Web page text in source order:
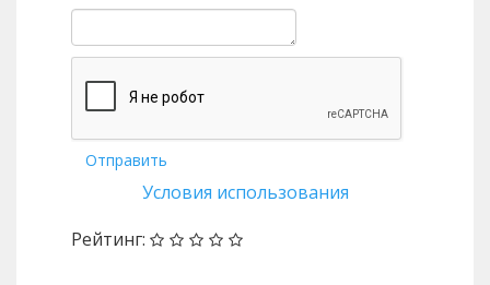
Отправить
Условия использования
Рейтинг: